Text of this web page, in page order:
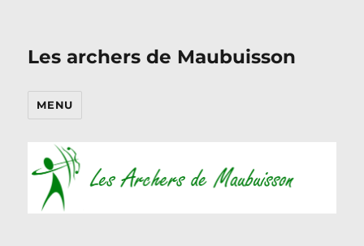
Les archers de Maubuisson
MENU